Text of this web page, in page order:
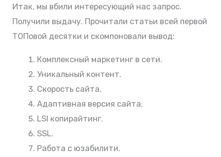
Итак, мы вбили интересующий нас запрос.
Получили выдачу. Прочитали статьи всей первой
ТОПовой десятки и скомпоновали вывод:
Комплексный маркетинг в сети.
Уникальный контент.
Скорость сайта.
Адаптивная версия сайта.
LSI копирайтинг.
SSL.
Работа с юзабилити.